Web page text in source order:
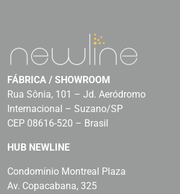
FÁBRICA / SHOWROOM
Rua Sônia, 101 – Jd. Aeródromo
Internacional – Suzano/SP
CEP 08616-520 – Brasil
HUB NEWLINE
Condomínio Montreal Plaza
Av. Copacabana, 325